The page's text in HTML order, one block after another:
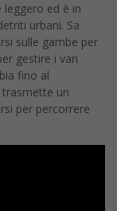
leggero ed è in
urbani. Sa
sulle gambe per
gestire i vari
fino al
trasmette un
per percorrere